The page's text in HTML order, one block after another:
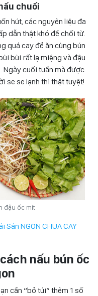
chuối
hút, các nguyên liệu đa
dẫn thật khó để chối từ.
quá cay để ăn cùng bún
bùi rất lạ miệng và đậu
Ngày cuối tuần mà được
se se lạnh thì thật tuyệt!
đậu ốc mít
Sản NGON CHUA CAY
nấu bún ốc
cần “bỏ túi” thêm 1 số